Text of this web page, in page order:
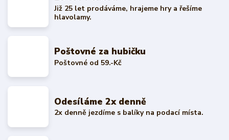
Již 25 let prodáváme, hrajeme hry a řešíme
hlavolamy.
Poštovné za hubičku
Poštovné od 59.-Kč
Odesíláme 2x denně
2x denně jezdíme s balíky na podací místa.